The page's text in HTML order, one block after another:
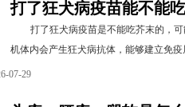
打了狂犬病疫苗能不能
打了狂犬病疫苗是不能吃芥末的，
机体内会产生狂犬病抗体，能够建立免
07-29